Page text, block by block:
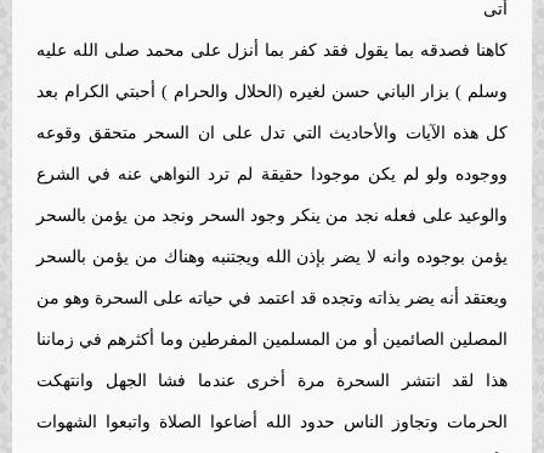
أتى
كاهنا فصدقه بما يقول فقد كفر بما أنزل على محمد صلى الله عليه
وسلم ) بزار الباني حسن لغيره (الحلال والحرام ) أحبتي الكرام بعد
كل هذه الآيات والأحاديث التي تدل على ان السحر متحقق وقوعه
ووجوده ولو لم يكن موجودا حقيقة لم ترد النواهي عنه في الشرع
والوعيد على فعله نجد من ينكر وجود السحر ونجد من يؤمن بالسحر
يؤمن بوجوده وانه لا يضر بإذن الله ويجتنبه وهناك من يؤمن بالسحر
ويعتقد أنه يضر بذاته وتجده قد اعتمد في حياته على السحرة وهو من
المصلين الصائمين أو من المسلمين المفرطين وما أكثرهم في زماننا
هذا لقد انتشر السحرة مرة أخرى عندما فشا الجهل وانتهكت
الحرمات وتجاوز الناس حدود الله أضاعوا الصلاة واتبعوا الشهوات